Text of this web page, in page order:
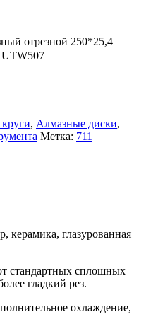
отрезной 250*25,4
UTW507
, Алмазные диски,
Метка: 711
керамика, глазурованная
стандартных сплошных
гладкий рез.
охлаждение,